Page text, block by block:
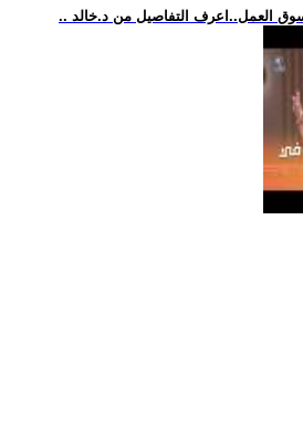
العمل..اعرف التفاصيل من د.خالد